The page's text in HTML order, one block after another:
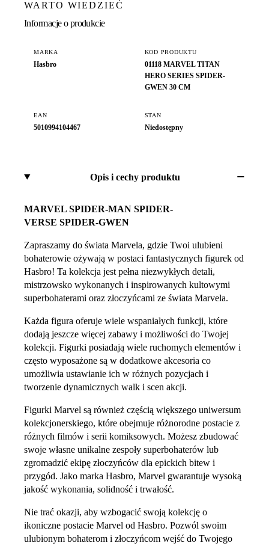
WARTO WIEDZIEĆ
Informacje o produkcie
MARKA
Hasbro
KOD PRODUKTU
01118 MARVEL TITAN
HERO SERIES SPIDER-
GWEN 30 CM
EAN
5010994104467
STAN
Niedostępny
Opis i cechy produktu
MARVEL SPIDER-MAN SPIDER-
VERSE SPIDER-GWEN
Zapraszamy do świata Marvela, gdzie Twoi ulubieni
bohaterowie ożywają w postaci fantastycznych figurek od
Hasbro! Ta kolekcja jest pełna niezwykłych detali,
mistrzowsko wykonanych i inspirowanych kultowymi
superbohaterami oraz złoczyńcami ze świata Marvela.
Każda figura oferuje wiele wspaniałych funkcji, które
dodają jeszcze więcej zabawy i możliwości do Twojej
kolekcji. Figurki posiadają wiele ruchomych elementów i
często wyposażone są w dodatkowe akcesoria co
umożliwia ustawianie ich w różnych pozycjach i
tworzenie dynamicznych walk i scen akcji.
Figurki Marvel są również częścią większego uniwersum
kolekcjonerskiego, które obejmuje różnorodne postacie z
różnych filmów i serii komiksowych. Możesz zbudować
swoje własne unikalne zespoły superbohaterów lub
zgromadzić ekipę złoczyńców dla epickich bitew i
przygód. Jako marka Hasbro, Marvel gwarantuje wysoką
jakość wykonania, solidność i trwałość.
Nie trać okazji, aby wzbogacić swoją kolekcję o
ikoniczne postacie Marvel od Hasbro. Pozwól swoim
ulubionym bohaterom i złoczyńcom wejść do Twojego